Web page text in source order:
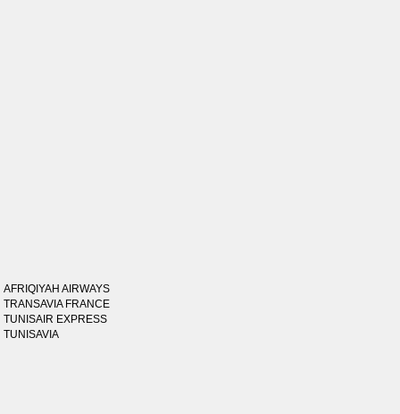
AFRIQIYAH AIRWAYS
TRANSAVIA FRANCE
TUNISAIR EXPRESS
TUNISAVIA